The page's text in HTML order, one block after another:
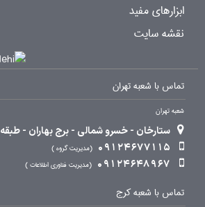
ابزارهای مفید
نقشه سایت
تماس با شعبه تهران
شعبه تهران
ستارخان - خسرو شمالی - برج بهاران - طبقه 7 واحد 2
09124677115
مدیریت گروه
09124648967 مدیریت فناوری اطلاعات
تماس با شعبه کرج